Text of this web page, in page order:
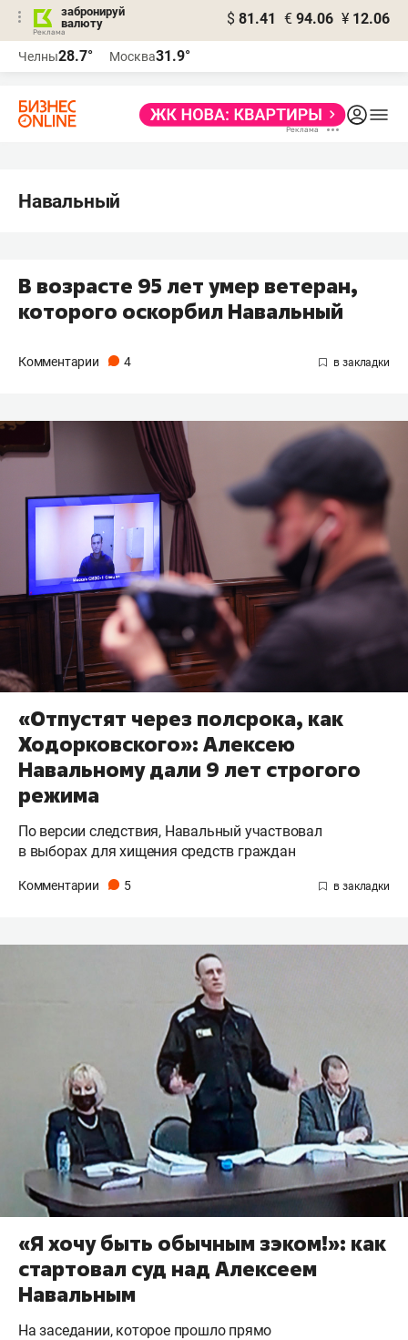
забронируй
валюту
$ 81.41 € 94.06 ¥ 12.06
Челны28.7° Москва31.9°
Навальный
В возрасте 95 лет умер ветеран,
которого оскорбил Навальный
Комментарии 4
«Отпустят через полсрока, как
Ходорковского»: Алексею
Навальному дали 9 лет строгого
режима
По версии следствия, Навальный участвовал
в выборах для хищения средств граждан
Комментарии 5
«Я хочу быть обычным зэком!»: как
стартовал суд над Алексеем
Навальным
На заседании, которое прошло прямо